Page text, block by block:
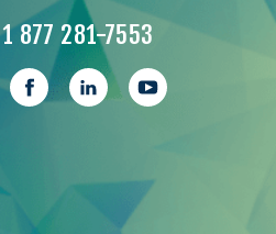
1 877 281-7553